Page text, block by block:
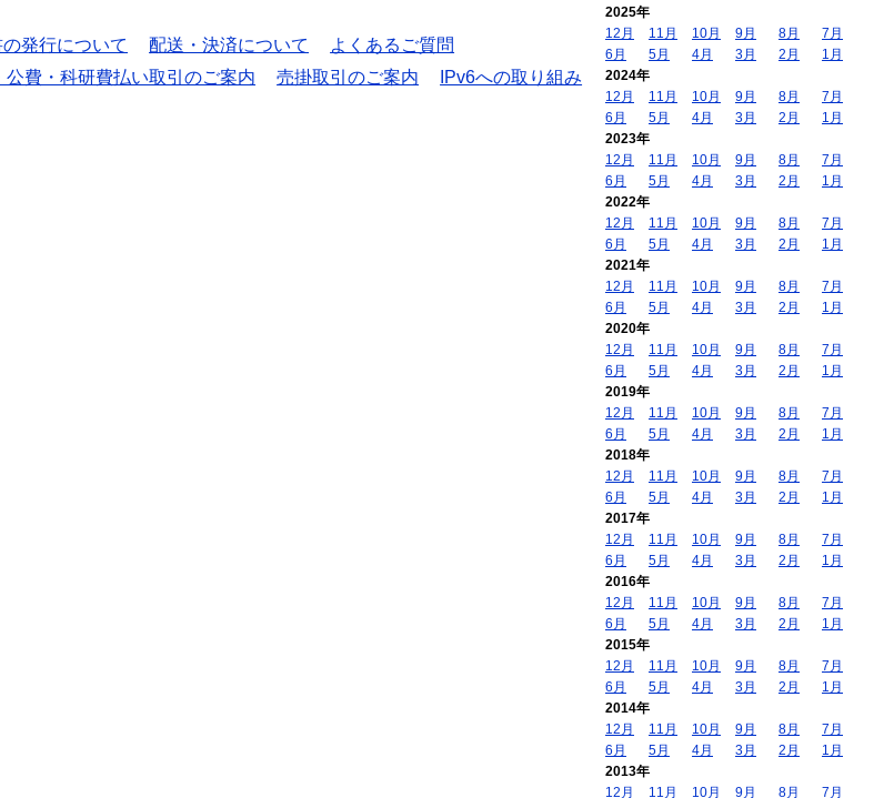
発行について 配送・決済について
よくあるご質問
公費・科研費払い取引のご案内 売掛取引のご案内
IPv6への取り組み
2025年
12月
11月 10月 9月 8月
7月
6月
5月 4月 3月 2月
1月
2024年
12月
11月 10月 9月 8月
7月
6月
5月 4月 3月 2月
1月
2023年
12月
11月 10月 9月 8月
7月
6月
5月 4月 3月 2月
1月
2022年
12月
11月 10月 9月 8月
7月
6月
5月 4月 3月 2月
1月
2021年
12月
11月 10月 9月 8月
7月
6月
5月 4月 3月 2月
1月
2020年
12月
11月 10月 9月 8月
7月
6月
5月 4月 3月 2月
1月
2019年
12月
11月 10月 9月 8月
7月
6月
5月 4月 3月 2月
1月
2018年
12月
11月 10月 9月 8月
7月
6月
5月 4月 3月 2月
1月
2017年
12月
11月 10月 9月 8月
7月
6月
5月 4月 3月 2月
1月
2016年
12月
11月 10月 9月 8月
7月
6月
5月 4月 3月 2月
1月
2015年
12月
11月 10月 9月 8月
7月
6月
5月 4月 3月 2月
1月
2014年
12月
11月 10月 9月 8月
7月
6月
5月 4月 3月 2月
1月
2013年
12月
11月 10月 9月 8月 7月